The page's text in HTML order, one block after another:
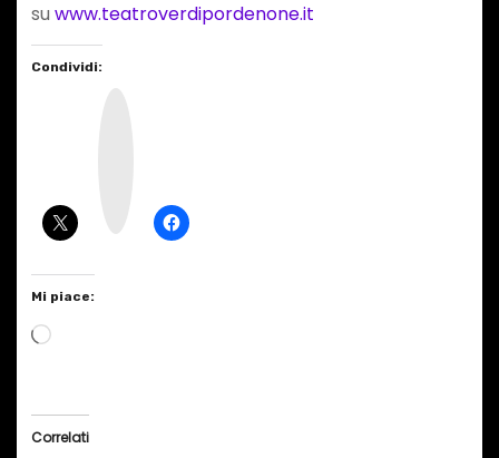
su www.teatroverdipordenone.it
Condividi:
Mi piace:
C
Correlati